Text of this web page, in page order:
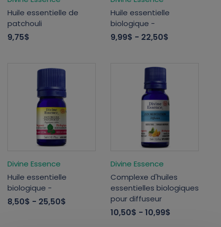
Huile essentielle de
patchouli
9,75$
Huile essentielle
biologique -
9,99$ - 22,50$
Divine Essence
Huile essentielle
biologique -
8,50$ - 25,50$
Divine Essence
Complexe d'huiles
essentielles biologiques
pour diffuseur
10,50$ - 10,99$